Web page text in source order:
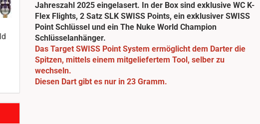
Jahreszahl 2025 eingelasert. In der Box sind exklusive WC K-
Flex Flights, 2 Satz SLK SWISS Points, ein exklusiver SWISS
Point Schlüssel und ein The Nuke World Champion
Schlüsselanhänger.
Das Target SWISS Point System ermöglicht dem Darter die
Spitzen, mittels einem mitgeliefertem Tool, selber zu
wechseln.
Diesen Dart gibt es nur in 23 Gramm.